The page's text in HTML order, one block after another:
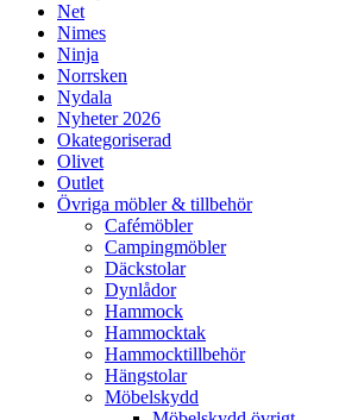
Net
Nimes
Ninja
Norrsken
Nydala
Nyheter 2026
Okategoriserad
Olivet
Outlet
Övriga möbler & tillbehör
Cafémöbler
Campingmöbler
Däckstolar
Dynlådor
Hammock
Hammocktak
Hammocktillbehör
Hängstolar
Möbelskydd